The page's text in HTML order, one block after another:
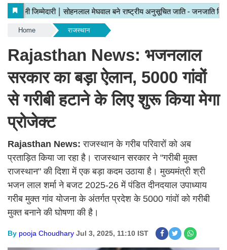
Home राजस्थान
Rajasthan News: भजनलाल
सरकार का बड़ा ऐलान, 5000 गांवों
से गरीबी हटाने के लिए शुरू किया मेगा
प्रोजेक्ट
Rajasthan News:राजस्थान के गरीब परिवारों को अब
प्रताड़ित किया जा रहा है। राजस्थान सरकार ने "गरीबी मुक्त
राजस्थान" की दिशा में एक बड़ा कदम उठाया है। मुख्यमंत्री श्री
भजन लाल शर्मा ने बजट 2025-26 में पंडित दीनदयाल उपाध्याय
गरीब मुक्त गांव योजना के अंतर्गत प्रदेश के 5000 गांवों को गरीबी
मुक्त बनाने की घोषणा की है।
By pooja Choudhary Jul 3, 2025, 11:10 IST